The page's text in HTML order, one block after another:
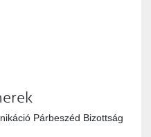
Párbeszéd Bizottság